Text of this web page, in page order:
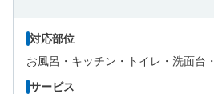
対応部位
お風呂・ キッチン・ トイレ・ 洗面台・
サービス